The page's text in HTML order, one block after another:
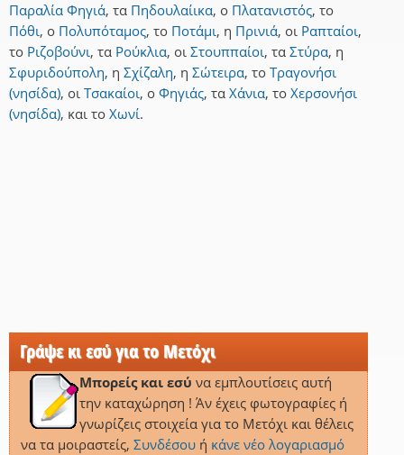
Παραλία Φηγιά, τα Πηδουλαίικα, ο Πλατανιστός, το
Πόθι, ο Πολυπόταμος, το Ποτάμι, η Πρινιά, οι Ραπταίοι,
το Ριζοβούνι, τα Ρούκλια, οι Στουππαίοι, τα Στύρα, η
Σφυριδούπολη, η Σχίζαλη, η Σώτειρα, το Τραγονήσι
(νησίδα), οι Τσακαίοι, ο Φηγιάς, τα Χάνια, το Χερσονήσι
(νησίδα), και το Χωνί.
Γράψε κι εσύ για το Μετόχι
Μπορείς και εσύ να εμπλουτίσεις αυτή
την καταχώρηση ! Άν έχεις φωτογραφίες ή
γνωρίζεις στοιχεία για το Μετόχι και θέλεις
να τα μοιραστείς, Συνδέσουή κάνε νέο λογαριασμό